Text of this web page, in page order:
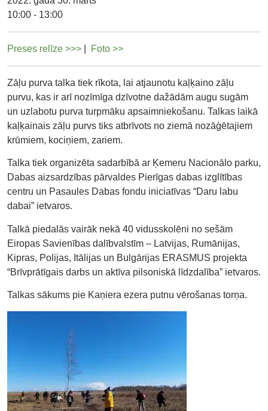
10:00 - 13:00
Preses relīze >>> Foto >>
Zāļu purva talka tiek rīkota, lai atjaunotu kaļķaino zāļu
purvu, kas ir arī nozīmīga dzīvotne dažādām augu sugām
un uzlabotu purva turpmāku apsaimniekošanu. Talkas laikā
kaļķainais zāļu purvs tiks atbrīvots no ziemā nozāģētajiem
krūmiem, kociņiem, zariem.
Talka tiek organizēta sadarbībā ar Ķemeru Nacionālo parku,
Dabas aizsardzības pārvaldes Pierīgas dabas izglītības
centru un Pasaules Dabas fondu iniciatīvas “Daru labu
dabai” ietvaros.
Talkā piedalās vairāk nekā 40 vidusskolēni no sešām
Eiropas Savienības dalībvalstīm – Latvijas, Rumānijas,
Kipras, Polijas, Itālijas un Bulgārijas ERASMUS projekta
“Brīvprātīgais darbs un aktīva pilsoniskā līdzdalība” ietvaros.
Talkas sākums pie Kaņiera ezera putnu vērošanas torņa.